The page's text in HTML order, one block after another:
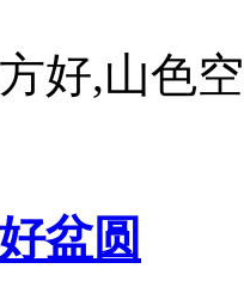
好,山色
盆圆